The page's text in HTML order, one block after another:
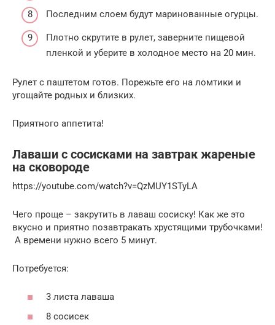
Последним слоем будут маринованные огурцы.
Плотно скрутите в рулет, заверните пищевой
пленкой и уберите в холодное место на 20 мин.
Рулет с паштетом готов. Порежьте его на ломтики и
угощайте родных и близких.
Приятного аппетита!
Лаваши с сосисками на завтрак жареные
на сковороде
https://youtube.com/watch?v=QzMUY1STyLA
Чего проще – закрутить в лаваш сосиску! Как же это
вкусно и приятно позавтракать хрустящими трубочками!
А времени нужно всего 5 минут.
Потребуется:
3 листа лаваша
8 сосисек